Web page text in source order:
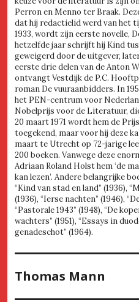
Perron en Menno ter Braak.
dat hij redactielid werd van het
1933, wordt zijn eerste novelle,
hetzelfde jaar schrijft hij Kind
geweigerd door de uitgever,
eerste drie delen van de Anton
ontvangt Vestdijk de P.C.
roman De vuuraanbidders. In
het PEN-centrum voor
Nobelprijs voor de Literatuur,
20 maart 1971 wordt hem de
toegekend, maar voor hij deze
maart te Utrecht op 72-jarige
200 boeken. Vanwege deze
Adriaan Roland Holst hem ‘de
kan lezen’. Andere belangrijke
“Kind van stad en land” (1936),
(1936), “Ierse nachten” (1946),
“Pastorale 1943” (1948), “De
wachters” (1951), “Essays in
genadeschot” (1964).
Thomas Mann